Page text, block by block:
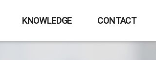
KNOWLEDGE CONTACT